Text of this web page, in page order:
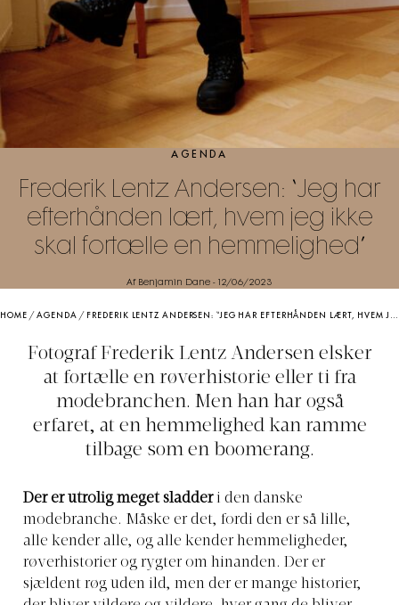
AGENDA
Frederik Lentz Andersen: “Jeg har
efterhånden lært, hvem jeg ikke
skal fortælle en hemmelighed”
Af Benjamin Dane - 12/06/2023
HOME /AGENDA / FREDERIK LENTZ ANDERSEN: “JEG HAR EFTERHÅNDEN LÆRT, HVEM JEG IKKE SKAL FORTÆLLE EN HEMMELIGHED”
Fotograf Frederik Lentz Andersen elsker
at fortælle en røverhistorie eller ti fra
modebranchen. Men han har også
erfaret, at en hemmelighed kan ramme
tilbage som en boomerang.
Der er utrolig meget sladderi den danske
modebranche. Måske er det, fordi den er så lille,
alle kender alle, og alle kender hemmeligheder,
røverhistorier og rygter om hinanden. Der er
sjældent røg uden ild, men der er mange historier,